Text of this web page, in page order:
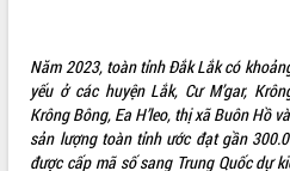
SỞ, BAN, NGÀNH
UBND CÁC XÃ, PHƯỜNG
Năm 2023, toàn tỉnh Đắk Lắk có
yếu ở các huyện Lắk, Cư M’gar,
Krông Bông, Ea H’leo, thị xã Buôn Hồ
sản lượng toàn tỉnh ước đạt gần
được cấp mã số sang Trung Quốc dự